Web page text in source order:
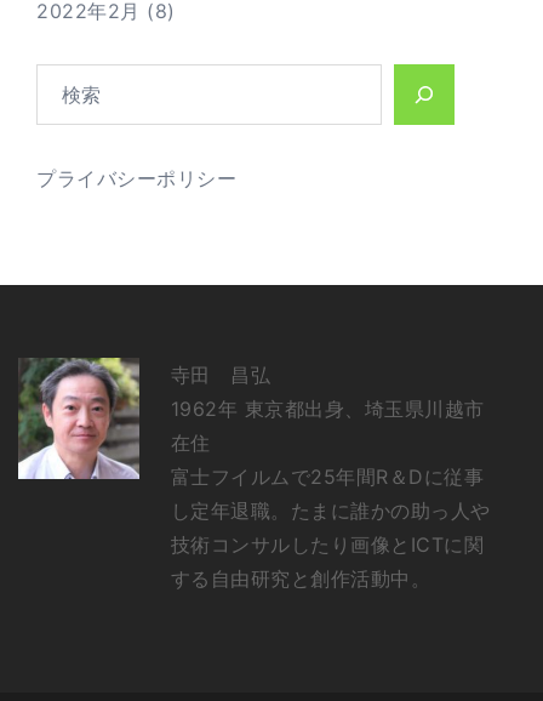
2022年2月 (8)
プライバシーポリシー
寺田 昌弘
1962年 東京都出身、埼玉県川越市
在住
富士フイルムで25年間R＆Dに従事
し定年退職。たまに誰かの助っ人や
技術コンサルしたり画像とICTに関
する自由研究と創作活動中。